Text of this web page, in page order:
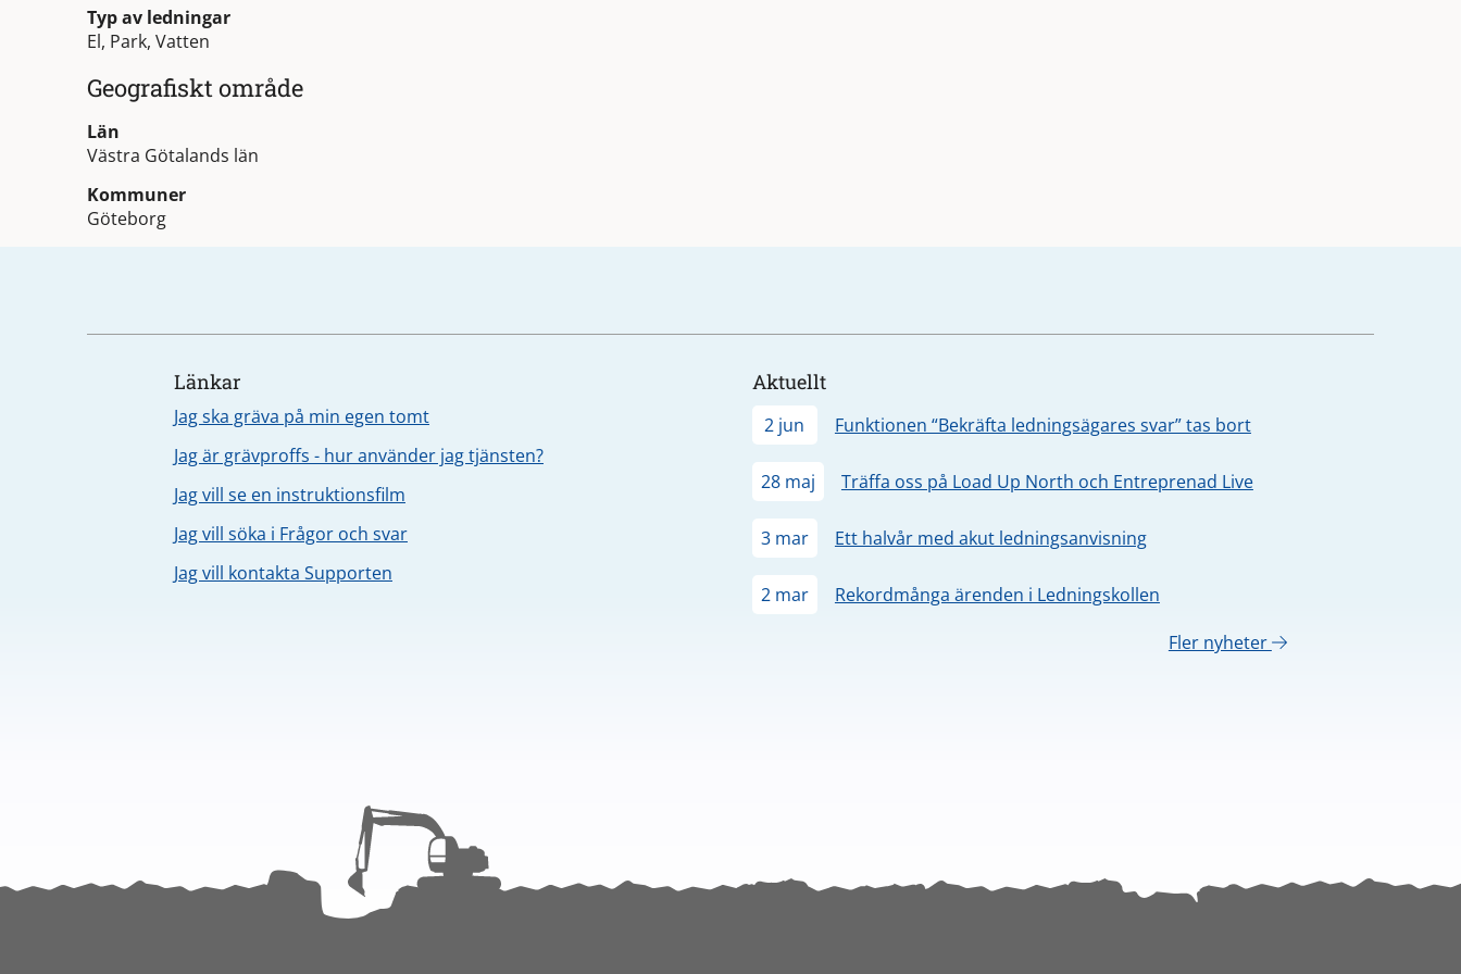
Typ av ledningar
El, Park, Vatten
Geografiskt område
Län
Västra Götalands län
Kommuner
Göteborg
Länkar
Jag ska gräva på min egen tomt
Jag är grävproffs - hur använder jag tjänsten?
Jag vill se en instruktionsfilm
Jag vill söka i Frågor och svar
Jag vill kontakta Supporten
Aktuellt
2 jun Funktionen “Bekräfta ledningsägares svar” tas bort
28 maj Träffa oss på Load Up North och Entreprenad Live
3 mar Ett halvår med akut ledningsanvisning
2 mar
Rekordmånga ärenden i Ledningskollen
Fler nyheter